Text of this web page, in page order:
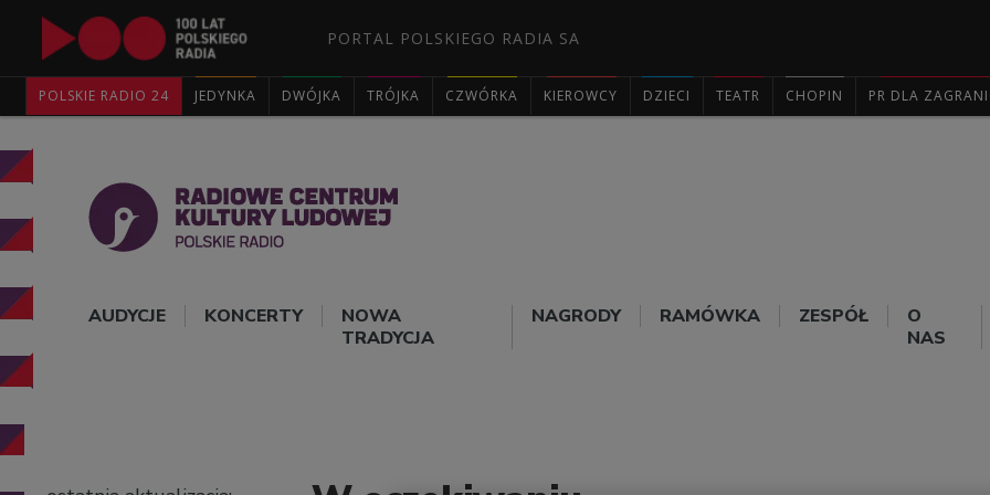
PORTAL POLSKIEGO RADIA SA
POLSKIE RADIO 24 JEDYNKA DWÓJKA TRÓJKA CZWÓRKA KIEROWCY DZIECI TEATR CHOPIN PR DLA
AUDYCJE KONCERTY
NOWA
TRADYCJA
NAGRODY RAMÓWKA ZESPÓŁ
O
NAS